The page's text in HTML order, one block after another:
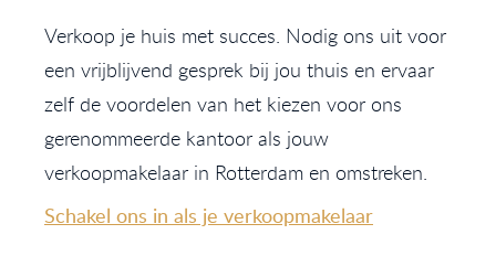
Verkoop je huis met succes. Nodig ons uit voor
een vrijblijvend gesprek bij jou thuis en ervaar
zelf de voordelen van het kiezen voor ons
gerenommeerde kantoor als jouw
verkoopmakelaar in Rotterdam en omstreken.
Schakel ons in als je verkoopmakelaar